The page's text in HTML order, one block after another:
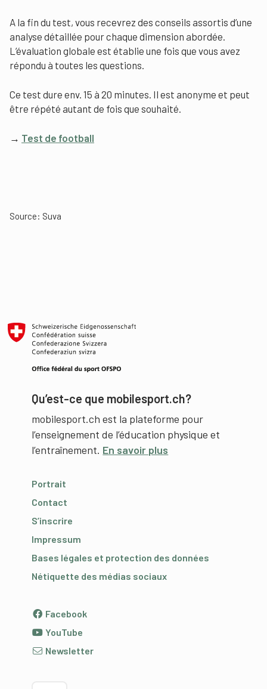
A la fin du test, vous recevrez des conseils assortis d’une
analyse détaillée pour chaque dimension abordée.
L’évaluation globale est établie une fois que vous avez
répondu à toutes les questions.
Ce test dure env. 15 à 20 minutes. Il est anonyme et peut
être répété autant de fois que souhaité.
→ Test de football
Source: Suva
Qu’est-ce que mobilesport.ch?
mobilesport.ch est la plateforme pour
l’enseignement de l’éducation physique et
l’entraînement. En savoir plus
Portrait
Contact
S’inscrire
Impressum
Bases légales et protection des données
Nétiquette des médias sociaux
Facebook
YouTube
Newsletter